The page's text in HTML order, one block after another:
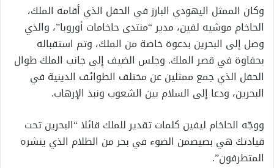
وكان الممثل اليهودي البارز في الحفل الذي أقامه الملك،
الحاخام موشيه لفين، مدير “منتدى حاخامات أوروبا”، والذي
وصل إلى البحرين بدعوة خاصة من الملك، وتم استقباله
بحفاوة في قصر الملك. وجلس الضيف إلى جانب الملك طوال
الحفل الذي جمع ممثلين عن مختلف الطوائف الدينية في
البحرين، ودعا إلى السلام بين الشعوب ونبذ الإرهاب.
ووجّه الحاخام ليفين كلمات تقدير للملك قائلا “البحرين تحت
قيادتك هي بصيصمن الضوء في بحر من الظلام الذي ينشره
المتطرفون”.